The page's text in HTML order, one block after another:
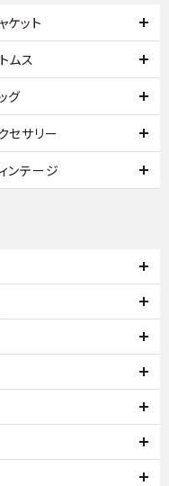
ケット
ムス
グ
セサリー
ンテージ